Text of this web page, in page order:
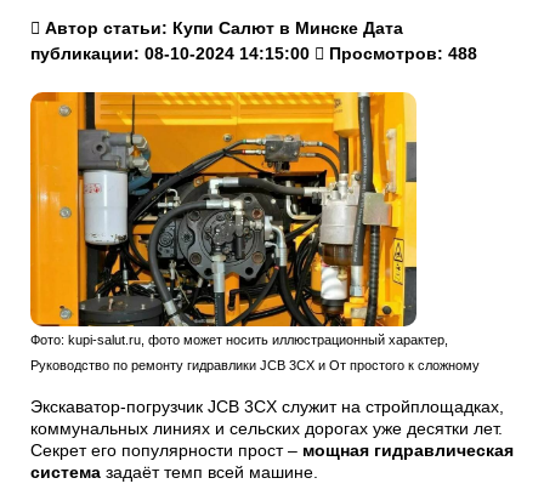
Автор статьи: Купи Салют в Минске Дата
публикации: 08-10-2024 14:15:00
Просмотров: 488
Фото: kupi-salut.ru, фото может носить иллюстрационный характер,
Руководство по ремонту гидравлики JCB 3CX и От простого к сложному
Экскаватор-погрузчик JCB 3CX служит на стройплощадках,
коммунальных линиях и сельских дорогах уже десятки лет.
Секрет его популярности прост – мощная гидравлическая
система задаёт темп всей машине.